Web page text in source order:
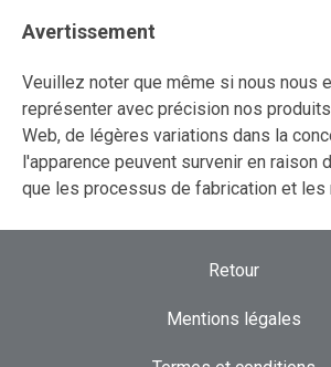
Avertissement
Veuillez noter que même si nous nous
représenter avec précision nos
Web, de légères variations dans la
l'apparence peuvent survenir en raison
que les processus de fabrication et les
Retour
Mentions légales